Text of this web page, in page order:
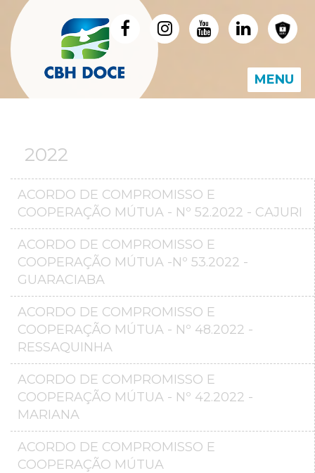
MENU
2022
ACORDO DE COMPROMISSO E
COOPERAÇÃO MÚTUA - Nº 52.2022 - CAJURI
ACORDO DE COMPROMISSO E
COOPERAÇÃO MÚTUA -Nº 53.2022 -
GUARACIABA
ACORDO DE COMPROMISSO E
COOPERAÇÃO MÚTUA - Nº 48.2022 -
RESSAQUINHA
ACORDO DE COMPROMISSO E
COOPERAÇÃO MÚTUA - Nº 42.2022 -
MARIANA
ACORDO DE COMPROMISSO E
COOPERAÇÃO MÚTUA